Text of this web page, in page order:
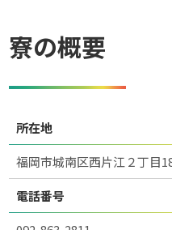
寮の概要
所在地
福岡市城南区西片江２丁目
電話番号